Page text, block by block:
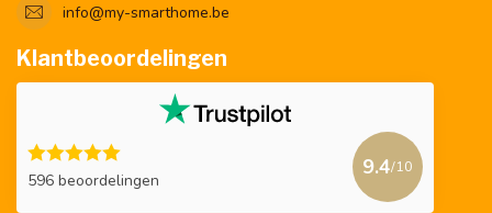
info@my-smarthome.be
Klantbeoordelingen
596 beoordelingen
9.4/10